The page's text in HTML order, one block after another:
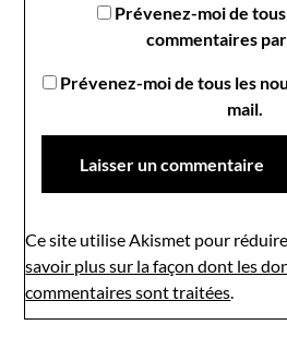
Prévenez-moi de
commentaires par
Prévenez-moi de tous les
mail.
Ce site utilise Akismet pour
savoir plus sur la façon dont les
commentaires sont traitées